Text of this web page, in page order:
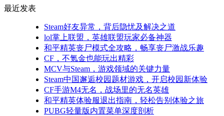
最近发表
Steam好友异常，背后隐忧及解决之道
lol掌上联盟，英雄联盟玩家必备神器
和平精英丧尸模式全攻略，畅享丧尸激战乐趣
CF，不氪金也能玩出精彩
MCV与Steam，游戏领域的关键力量
Steam中国邂逅校园题材游戏，开启校园新体验
CF手游M4无名，战场里的无名英雄
和平精英体验服退出指南，轻松告别体验之旅
PUBG轻量版内置菜单深度剖析